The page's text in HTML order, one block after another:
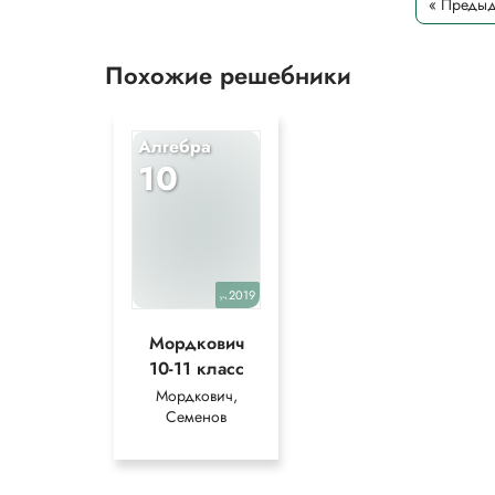
«
Похожие решебники
Алгебра
10
уч.2019
Мордкович
10-11 класс
Мордкович,
Семенов